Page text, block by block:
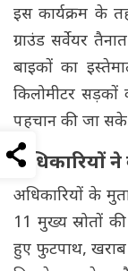
इस कार्यक्रम के
ग्राउंड सर्वेयर
बाइकों का
किलोमीटर सड़कों
पहचान की जा
अधिकारियों ने
अधिकारियों के
11 मुख्य स्रोतों
हुए फुटपाथ, खराब